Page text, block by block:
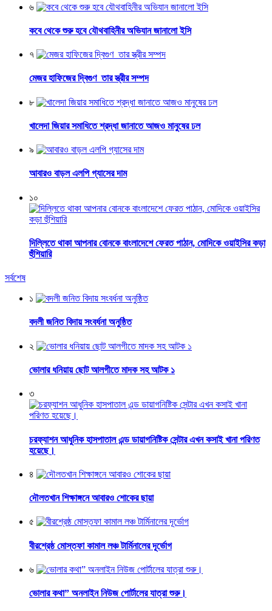
৬
কবে থেকে শুরু হবে যৌথবাহিনীর অভিযান জানালো ইসি
৭
মেজর হাফিজের দ্বিগুণ তার স্ত্রীর সম্পদ
৮
খালেদা জিয়ার সমাধিতে শ্রদ্ধা জানাতে আজও মানুষের ঢল
৯
আবারও বাড়ল এলপি গ্যাসের দাম
১০
দিল্লিতে থাকা আপনার বোনকে বাংলাদেশে ফেরত পাঠান, মোদিকে ওয়াইসির কড়া
হুঁশিয়ারি
সর্বশেষ
১
বদলী জনিত বিদায় সংবর্ধনা অনুষ্ঠিত
২
ভোলার ধনিয়ায় ছোট আলগীতে মাদক সহ আটক ১
৩
চরফ্যাশন আধুনিক হাসপাতাল এন্ড ডায়াগনিষ্টিক সেন্টার এখন কসাই খানা পরিণত
হয়েছে।
৪
দৌলতখান শিক্ষাঙ্গনে আবারও শোকের ছায়া
৫
বীরশ্রেষ্ঠ মোস্তফা কামাল লঞ্চ টার্মিনালের দূর্ভোগ
৬
ভোলার কথা” অনলাইন নিউজ পোর্টালের যাত্রা শুরু।